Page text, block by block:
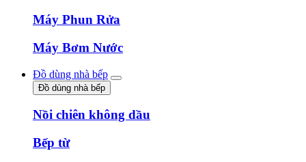
Máy Phun Rửa
Máy Bơm Nước
Đồ dùng nhà bếp
Đồ dùng nhà bếp
Nồi chiên không dầu
Bếp từ